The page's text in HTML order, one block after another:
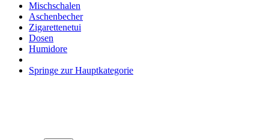
Mischschalen
Aschenbecher
Zigarettenetui
Dosen
Humidore
Springe zur Hauptkategorie